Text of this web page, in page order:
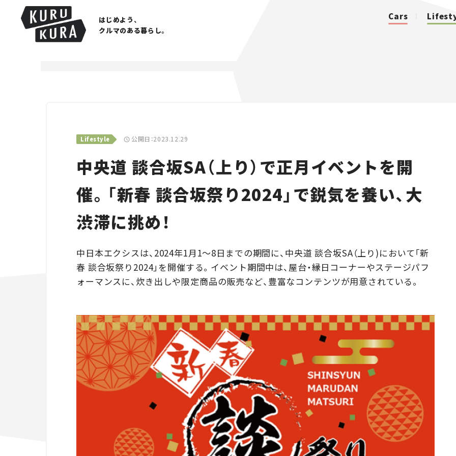
はじめよう、
クルマのある暮らし。
Cars
Lifestyle 公開日：2023.12.29
中央道 談合坂SA（上り）で正月イベントを開
催。「新春 談合坂祭り2024」で鋭気を養い、大
渋滞に挑め！
中日本エクシスは、2024年1月1～8日までの期間に、中央道 談合坂SA（上り)において「新
春 談合坂祭り2024」を開催する。イベント期間中は、屋台・縁日コーナーやステージパフ
ォーマンスに、炊き出しや限定商品の販売など、豊富なコンテンツが用意されている。
Traffic
Special